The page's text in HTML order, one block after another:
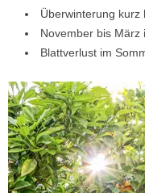
Überwinterung kurz
November bis März
Blattverlust im